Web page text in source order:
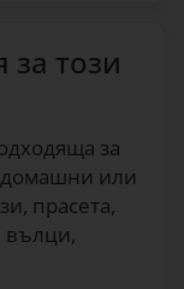
този
за
домашни или
прасета,
вълци,